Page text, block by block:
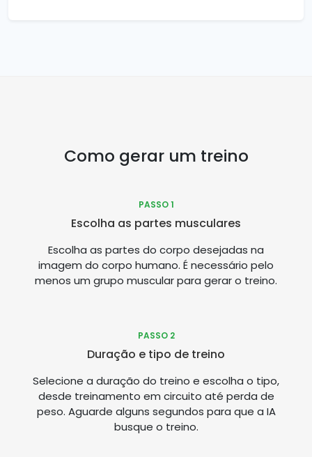
Como gerar um treino
PASSO 1
Escolha as partes musculares
Escolha as partes do corpo desejadas na
imagem do corpo humano. É necessário pelo
menos um grupo muscular para gerar o treino.
PASSO 2
Duração e tipo de treino
Selecione a duração do treino e escolha o tipo,
desde treinamento em circuito até perda de
peso. Aguarde alguns segundos para que a IA
busque o treino.